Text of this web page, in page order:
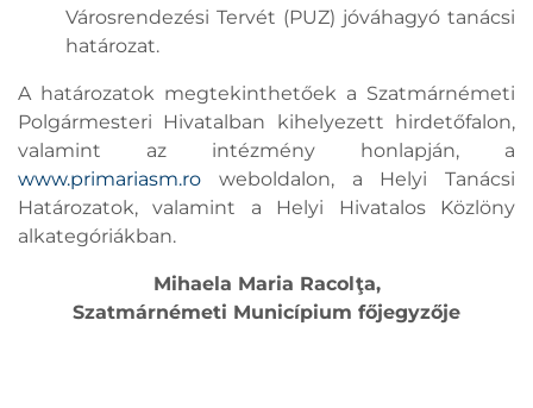
Városrendezési Tervét (PUZ) jóváhagyó tanácsi
határozat.
A határozatok megtekinthetőek a Szatmárnémeti
Polgármesteri Hivatalban kihelyezett hirdetőfalon,
valamint az intézmény honlapján, a
www.primariasm.ro weboldalon, a Helyi Tanácsi
Határozatok, valamint a Helyi Hivatalos Közlöny
alkategóriákban.
Mihaela Maria Racolţa,
Szatmárnémeti Municípium főjegyzője